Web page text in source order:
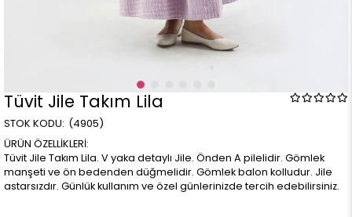
Tüvit Jile Takım Lila
(4905)
ÜRÜN ÖZELLİKLERİ:
Tüvit Jile Takım Lila. V yaka detaylı Jile. Önden A pilelidir. Gömlek
manşeti ve ön bedenden düğmelidir. Gömlek balon kolludur. Jile
astarsızdır. Günlük kullanım ve özel günlerinizde tercih edebilirsiniz.